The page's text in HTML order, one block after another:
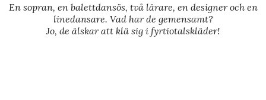
En sopran, en balettdansös, två lärare, en designer och en
linedansare. Vad har de gemensamt?
Jo, de älskar att klä sig i fyrtiotalskläder!